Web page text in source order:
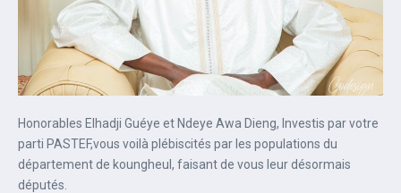
Honorables Elhadji Guéye et Ndeye Awa Dieng, Investis par votre
parti PASTEF,vous voilà plébiscités par les populations du
département de koungheul, faisant de vous leur désormais
députés.